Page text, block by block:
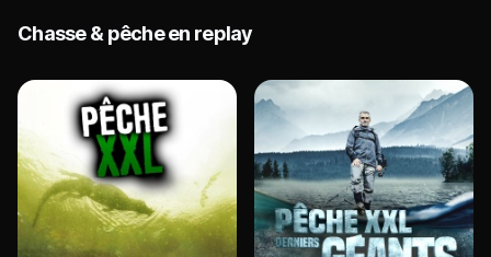
Chasse & pêche en replay